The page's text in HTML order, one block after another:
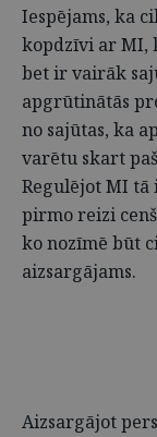
Iespējams, ka
kopdzīvi ar MI,
bet ir vairāk
apgrūtinātās
no sajūtas, ka
varētu skart
Regulējot MI tā
pirmo reizi
ko nozīmē būt
aizsargājams.
Aizsargājot